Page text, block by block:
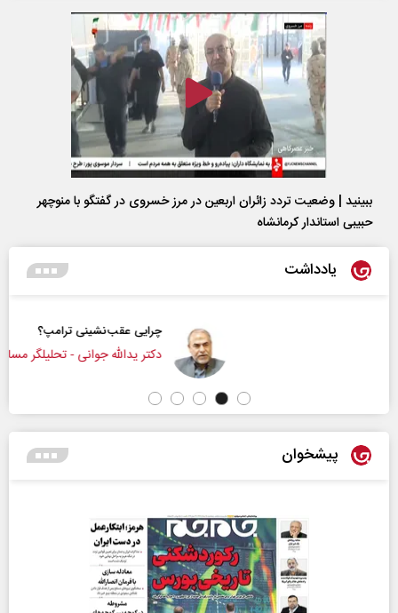
ببینید | وضعیت تردد زائران اربعین در مرز خسروی در گفتگو با منوچهر
حبیبی استاندار کرمانشاه
یادداشت
چرایی عقب‌نشینی ترامپ؟
دکتر یدالله جوانی - تحلیلگر مسائل سیاسی
پیشخوان